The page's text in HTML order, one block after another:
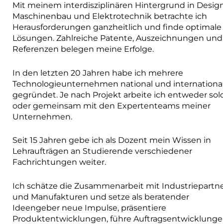
Mit meinem interdisziplinären Hintergrund in
Maschinenbau und Elektrotechnik betrachte ich
Herausforderungen ganzheitlich und finde optimale
Lösungen. Zahlreiche Patente, Auszeichnungen und
Referenzen belegen meine Erfolge.
In den letzten 20 Jahren habe ich mehrere
Technologieunternehmen national und
gegründet. Je nach Projekt arbeite ich entweder
oder gemeinsam mit den Expertenteams meiner
Unternehmen.
Seit 15 Jahren gebe ich als Dozent mein Wissen in
Lehraufträgen an Studierende verschiedener
Fachrichtungen weiter.
Ich schätze die Zusammenarbeit mit
und Manufakturen und setze als beratender
Ideengeber neue Impulse, präsentiere
Produktentwicklungen, führe